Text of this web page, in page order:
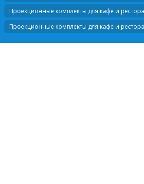
Проекционные комплекты для кафе и
Проекционные комплекты для кафе и